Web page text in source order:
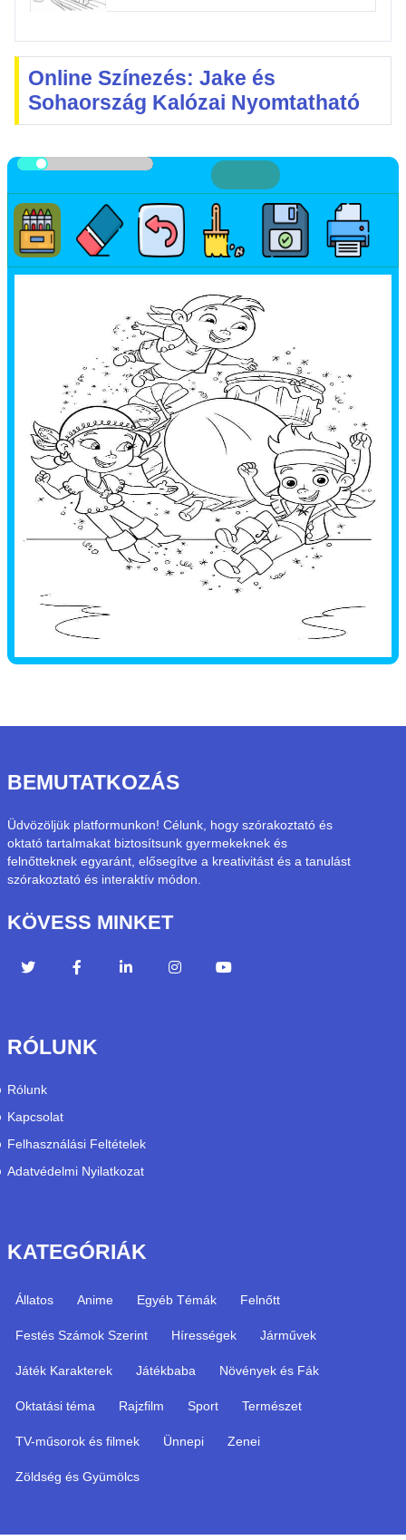
Online Színezés: Jake és
Sohaország Kalózai Nyomtatható
BEMUTATKOZÁS
Üdvözöljük platformunkon! Célunk, hogy szórakoztató és
oktató tartalmakat biztosítsunk gyermekeknek és
felnőtteknek egyaránt, elősegítve a kreativitást és a tanulást
szórakoztató és interaktív módon.
KÖVESS MINKET
RÓLUNK
Rólunk
Kapcsolat
Felhasználási Feltételek
Adatvédelmi Nyilatkozat
KATEGÓRIÁK
Állatos Anime Egyéb Témák Felnőtt
Festés Számok Szerint Hírességek Járművek
Játék Karakterek Játékbaba Növények és Fák
Oktatási téma Rajzfilm Sport Természet
TV-műsorok és filmek Ünnepi Zenei
Zöldség és Gyümölcs